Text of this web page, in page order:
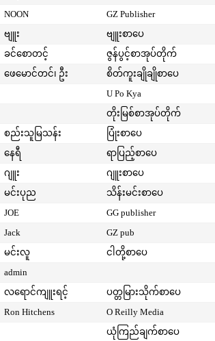
NOON GZ Publisher
ဗျူး ဗျူးစာပေ
ခင်စောတင့် ဇွန်ပွင့်စာအုပ်တိုက်
ဖေမောင်တင်၊ ဦး စိတ်ကူးချိုချိုစာပေ
U Po Kya
တိုးမြစ်စာအုပ်တိုက်
စည်းသူမြသန်း ပြုံးစာပေ
နေရီ ရာပြည့်စာပေ
ဂျူး ဂျူးစာပေ
မင်းပုည သိန်းမင်းစာပေ
JOE GG publisher
Jack GZ pub
မင်းလူ ငါတို့စာပေ
admin
လရောင်ကျူးရင့် ပတ္တမြားသိုက်စာပေ
Ron Hitchens O Reilly Media
ယုံကြည်ချက်စာပေ